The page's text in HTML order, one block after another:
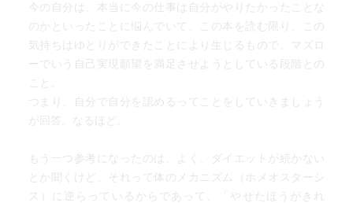
今の自分は、本当に今の仕事は自分がやりたかったことな
のかといったことに悩んでいて、この本を読む限り、この
気持ちはゆとりができたことにより生じるもので、マズロ
ーでいう自己実現願望を満足させようとしている段階との
こと。
つまり、自分で自分を認めるってことをしていきましょう
が回答。なるほど。
もう一つ参考になったのは、よく、ダイエットが続かない
とか聞くけど、それって体のメカニズム（ホメオスターシ
ス）に逆らっているからであって、「やせたほうがきれ